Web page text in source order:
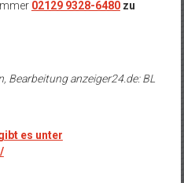
02129 9328-6480 zu
anzeiger24.de: BL
es unter